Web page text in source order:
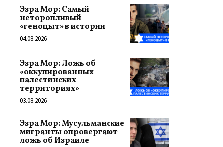
Эзра Мор: Самый
неторопливый
«геноцыт» в истории
04.08.2026
Эзра Мор: Ложь об
«оккупированных
палестинских
территориях»
03.08.2026
Эзра Мор: Мусульманские
мигранты опровергают
ложь об Израиле